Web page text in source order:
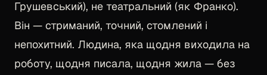
Грушевський), не театральний (як Франко).
Він — стриманий, точний, стомлений і
непохитний. Людина, яка щодня виходила на
роботу, щодня писала, щодня жила — без